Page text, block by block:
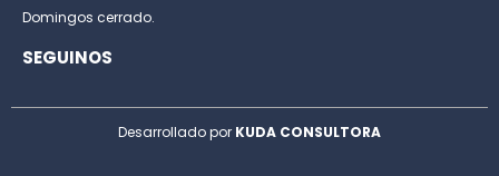
Domingos cerrado.
SEGUINOS
Desarrollado por KUDA CONSULTORA